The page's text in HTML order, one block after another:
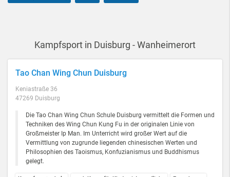
Kampfsport in Duisburg - Wanheimerort
Tao Chan Wing Chun Duisburg
Keniastraße 36
47269 Duisburg
Die Tao Chan Wing Chun Schule Duisburg vermittelt die Formen und
Techniken des Wing Chun Kung Fu in der originalen Linie von
Großmeister Ip Man. Im Unterricht wird großer Wert auf die
Vermittlung von zugrunde liegenden chinesischen Werten und
Philosophien des Taoismus, Konfuzianismus und Buddhismus
gelegt.